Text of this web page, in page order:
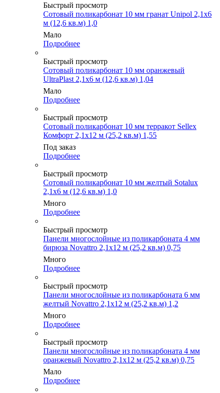
Быстрый просмотр
Сотовый поликарбонат 10 мм гранат Unipol 2,1х6
м (12,6 кв.м) 1,0
Мало
Подробнее
Быстрый просмотр
Сотовый поликарбонат 10 мм оранжевый
UltraPlast 2,1х6 м (12,6 кв.м) 1,04
Мало
Подробнее
Быстрый просмотр
Сотовый поликарбонат 10 мм терракот Sellex
Комфорт 2,1х12 м (25,2 кв.м) 1,55
Под заказ
Подробнее
Быстрый просмотр
Сотовый поликарбонат 10 мм желтый Sotalux
2,1х6 м (12,6 кв.м) 1,0
Много
Подробнее
Быстрый просмотр
Панели многослойные из поликарбоната 4 мм
бирюза Novattro 2,1х12 м (25,2 кв.м) 0,75
Много
Подробнее
Быстрый просмотр
Панели многослойные из поликарбоната 6 мм
желтый Novattro 2,1х12 м (25,2 кв.м) 1,2
Много
Подробнее
Быстрый просмотр
Панели многослойные из поликарбоната 4 мм
оранжевый Novattro 2,1х12 м (25,2 кв.м) 0,75
Мало
Подробнее